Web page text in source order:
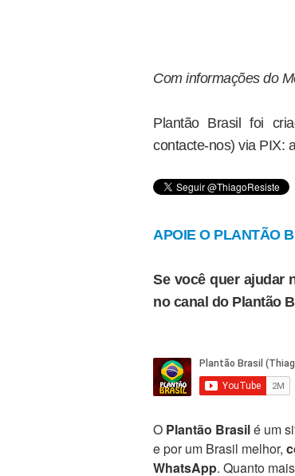
Com informações do
Plantão Brasil foi
contacte-nos) via PIX:
APOIE O PLANTÃO
Se você quer ajudar
no canal do Plantão
O Plantão Brasilé um
e por um Brasil melhor,
WhatsApp. Quanto